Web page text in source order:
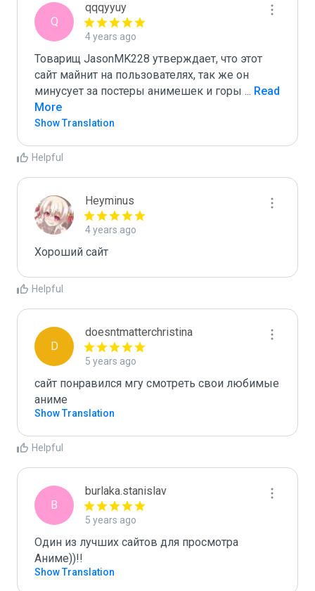
Q
qqqyyuy
4 years ago
Товарищ JasonMK228 утверждает, что этот
сайт майнит на пользователях, так же он
минусует за постеры анимешек и горы ... Read
More
Show Translation
Helpful
Heyminus
4 years ago
Хороший сайт
Helpful
D
doesntmatterchristina
5 years ago
сайт понравился мгу смотреть свои любимые
аниме
Show Translation
Helpful
B
burlaka.stanislav
5 years ago
Один из лучших сайтов для просмотра
Аниме))!!
Show Translation